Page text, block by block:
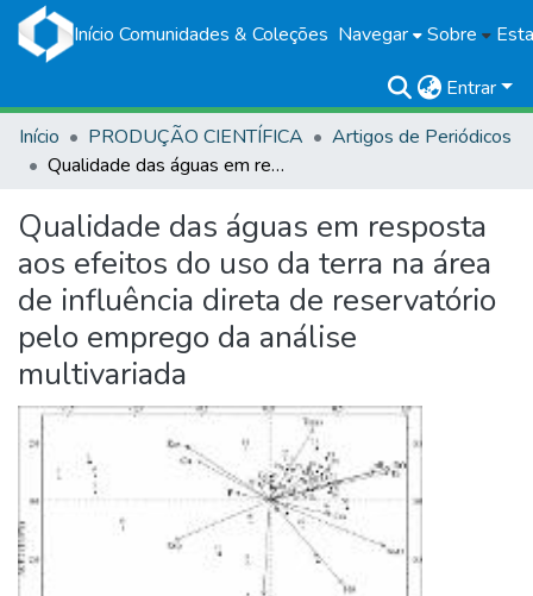
Início Comunidades & Coleções Navegar Sobre
Entrar
Início
PRODUÇÃO CIENTÍFICA
Artigos de Periódicos
Qualidade das águas em resposta aos efeitos do uso da terra na área de influência direta de reservatório pelo emprego da análise multivariada
Qualidade das águas em resposta
aos efeitos do uso da terra na área
de influência direta de reservatório
pelo emprego da análise
multivariada